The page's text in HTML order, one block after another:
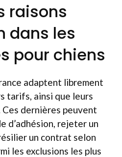
raisons
dans les
pour chiens
adaptent librement
tarifs, ainsi que leurs
Ces dernières peuvent
d’adhésion, rejeter un
un contrat selon
les exclusions les plus